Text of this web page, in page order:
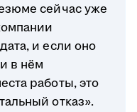
сейчас уже
и если оно
в нём
работы, это
отказ».